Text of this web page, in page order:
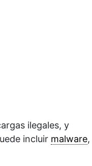
ilegales, y
incluir malware,